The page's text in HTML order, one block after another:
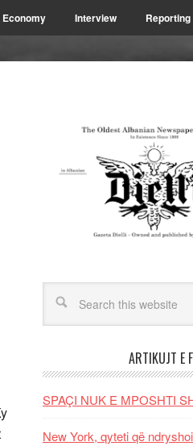
Economy Interview Reporting
ARTIKUJT E
SPAÇI NUK E MPOSHTI
New York, qyteti që